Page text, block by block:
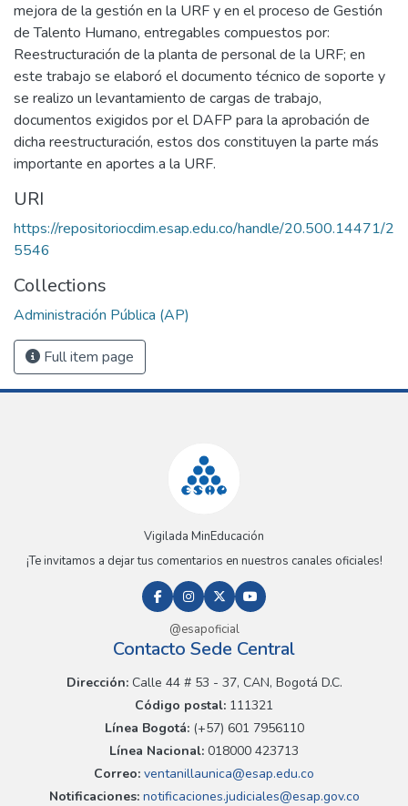
mejora de la gestión en la URF y en el proceso de Gestión
de Talento Humano, entregables compuestos por:
Reestructuración de la planta de personal de la URF; en
este trabajo se elaboró el documento técnico de soporte y
se realizo un levantamiento de cargas de trabajo,
documentos exigidos por el DAFP para la aprobación de
dicha reestructuración, estos dos constituyen la parte más
importante en aportes a la URF.
URI
https://repositoriocdim.esap.edu.co/handle/20.500.14471/2
5546
Collections
Administración Pública (AP)
Full item page
Vigilada MinEducación
¡Te invitamos a dejar tus comentarios en nuestros canales oficiales!
@esapoficial
Contacto Sede Central
Dirección:Calle 44 # 53 - 37, CAN, Bogotá D.C.
Código postal: 111321
Línea Bogotá:(+57) 601 7956110
Línea Nacional: 018000 423713
Correo: ventanillaunica@esap.edu.co
Notificaciones:notificaciones.judiciales@esap.gov.co